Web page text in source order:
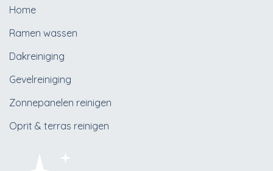
Home
Ramen wassen
Dakreiniging
Gevelreiniging
Zonnepanelen reinigen
Oprit & terras reinigen